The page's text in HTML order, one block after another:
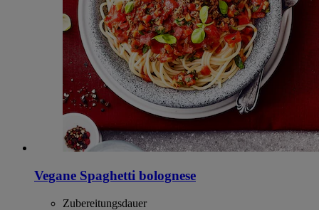
Vegane Spaghetti bolognese
Zubereitungsdauer